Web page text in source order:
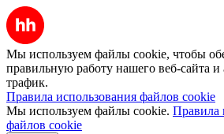
Мы используем файлы cookie, чтобы
правильную работу нашего веб-сайта и
трафик.
Правила использования файлов cookie
Мы используем файлы cookie. Правила
файлов cookie